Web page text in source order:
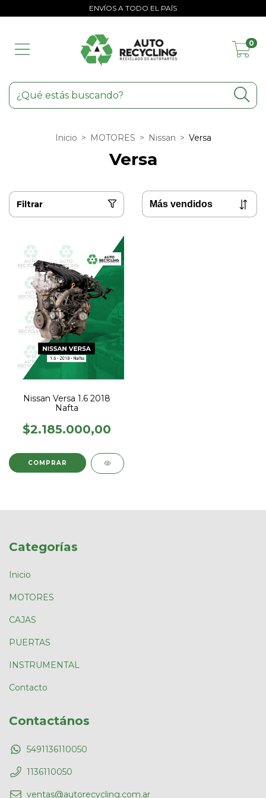
ENVÍOS A TODO EL PAÍS
0
Inicio > MOTORES > Nissan > Versa
Versa
Filtrar
Nissan Versa 1.6 2018
Nafta
$2.185.000,00
Categorías
Inicio
MOTORES
CAJAS
PUERTAS
INSTRUMENTAL
Contacto
Contactános
5491136110050
1136110050
ventas@autorecycling.com.ar